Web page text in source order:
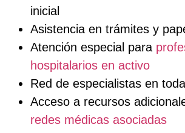
inicial
Asistencia en trámites y
Atención especial para
hospitalarios en activo
Red de especialistas en
Acceso a recursos
redes médicas asociadas